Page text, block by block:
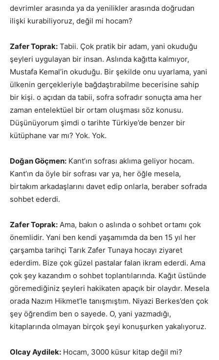
devrimler arasında ya da yenilikler arasında doğrudan
ilişki kurabiliyoruz, değil mi hocam?
Zafer Toprak: Tabii. Çok pratik bir adam, yani okuduğu
şeyleri uygulayan bir insan. Aslında kağıtta kalmıyor,
Mustafa Kemal’in okuduğu. Bir şekilde onu uyarlama, yani
ülkenin gerçekleriyle bağdaştırabilme becerisine sahip
bir kişi. o açıdan da tabii, sofra sofradır sonuçta ama her
zaman entelektüel bir ortam oluşması söz konusu.
Düşünüyorum şimdi o tarihte Türkiye’de benzer bir
kütüphane var mı? Yok. Yok.
Doğan Göçmen: Kant’ın sofrası aklıma geliyor hocam.
Kant’ın da öyle bir sofrası var ya, her öğle mesela,
birtakım arkadaşlarını davet edip onlarla, beraber sofrada
sohbet ederdi.
Zafer Toprak: Ama, bakın o aslında o sohbet ortamı çok
önemlidir. Yani ben kendi yaşamımda da ben 15 yıl her
çarşamba tarihçi Tarık Zafer Tunaya hocayı ziyaret
ederdim. Bize çok güzel pastalar falan ikram ederdi. Ama
çok şey kazandım o sohbet toplantılarında. Kağıt üstünde
göremediğiniz şeyleri hakikaten apaçık bir olaydır. Mesela
orada Nazım Hikmet’le tanışmıştım. Niyazi Berkes’den çok
şey öğrendim ben o sayede. O, yani yazmadığı,
kitaplarında olmayan birçok şeyi konuşurken yakalıyoruz.
Olcay Aydilek: Hocam, 3000 küsur kitap değil mi?